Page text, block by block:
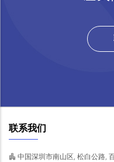
联系我们
中国深圳市南山区, 松白公路,